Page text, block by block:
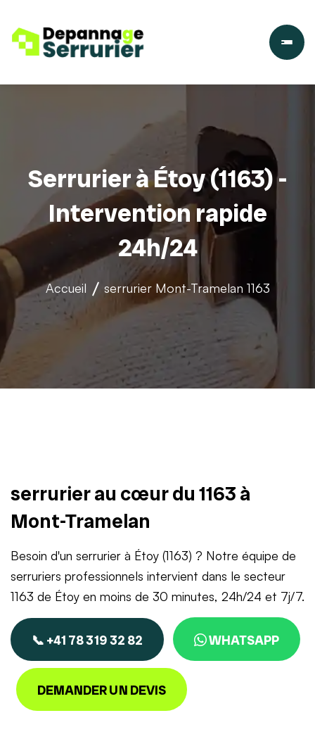
Serrurier à Étoy (1163) -
Intervention rapide
24h/24
Accueil serrurier Mont-Tramelan 1163
serrurier au cœur du 1163 à
Mont-Tramelan
Besoin d'un serrurier à Étoy (1163) ? Notre équipe de
serruriers professionnels intervient dans le secteur
1163 de Étoy en moins de 30 minutes, 24h/24 et 7j/7.
📞 +41 78 319 32 82 WHATSAPP
DEMANDER UN DEVIS